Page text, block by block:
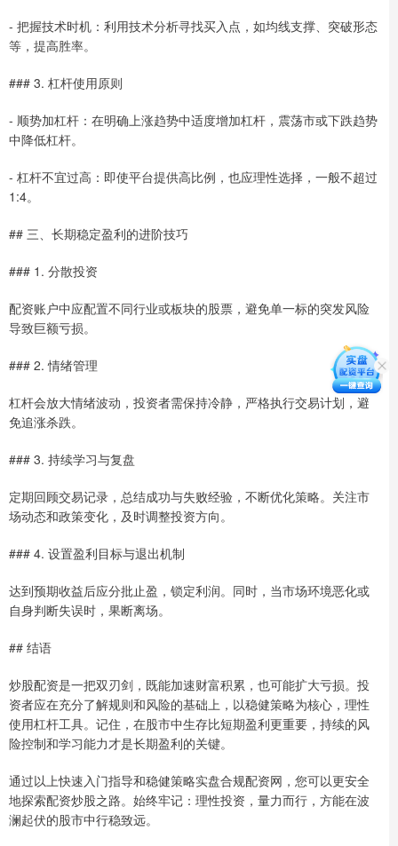
- 把握技术时机：利用技术分析寻找买入点，如均线支撑、突破形态
等，提高胜率。
### 3. 杠杆使用原则
- 顺势加杠杆：在明确上涨趋势中适度增加杠杆，震荡市或下跌趋势
中降低杠杆。
- 杠杆不宜过高：即使平台提供高比例，也应理性选择，一般不超过
1:4。
## 三、长期稳定盈利的进阶技巧
### 1. 分散投资
配资账户中应配置不同行业或板块的股票，避免单一标的突发风险
导致巨额亏损。
### 2. 情绪管理
杠杆会放大情绪波动，投资者需保持冷静，严格执行交易计划，避
免追涨杀跌。
### 3. 持续学习与复盘
定期回顾交易记录，总结成功与失败经验，不断优化策略。关注市
场动态和政策变化，及时调整投资方向。
### 4. 设置盈利目标与退出机制
达到预期收益后应分批止盈，锁定利润。同时，当市场环境恶化或
自身判断失误时，果断离场。
## 结语
炒股配资是一把双刃剑，既能加速财富积累，也可能扩大亏损。投
资者应在充分了解规则和风险的基础上，以稳健策略为核心，理性
使用杠杆工具。记住，在股市中生存比短期盈利更重要，持续的风
险控制和学习能力才是长期盈利的关键。
通过以上快速入门指导和稳健策略实盘合规配资网，您可以更安全
地探索配资炒股之路。始终牢记：理性投资，量力而行，方能在波
澜起伏的股市中行稳致远。